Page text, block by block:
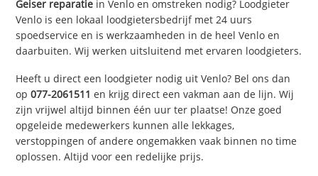
Geiser reparatie in Venlo en omstreken nodig? Loodgieter
Venlo is een lokaal loodgietersbedrijf met 24 uurs
spoedservice en is werkzaamheden in de heel Venlo en
daarbuiten. Wij werken uitsluitend met ervaren loodgieters.
Heeft u direct een loodgieter nodig uit Venlo? Bel ons dan
op077-2061511 en krijg direct een vakman aan de lijn. Wij
zijn vrijwel altijd binnen één uur ter plaatse! Onze goed
opgeleide medewerkers kunnen alle lekkages,
verstoppingen of andere ongemakken vaak binnen no time
oplossen. Altijd voor een redelijke prijs.